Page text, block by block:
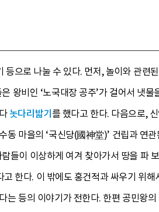
으로 나눌 수 있다. 먼저, 놀이와 관련
왕비인 ‘노국대장 공주’가 걸어서 냇물
놋다리밟기를 했다고 한다. 다음으로,
마을의 ‘국신당(國神堂)’ 건립과 연
들이 이상하게 여겨 찾아가서 땅을 파
한다. 이 밖에도 홍건적과 싸우기 위해
등의 이야기가 전한다. 한편 공민왕